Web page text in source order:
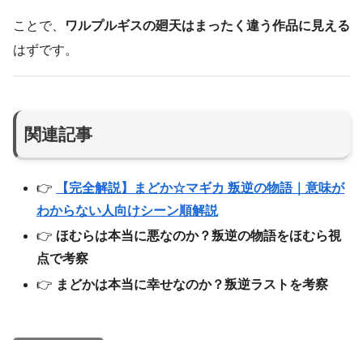
ことで、
ワルプルギスの廻天はまったく違う作品に見える
はずです。
関連記事
👉
【完全解説】まどか☆マギカ 叛逆の物語｜意味が
わからない人向けシーン順解説
👉 ほむらは本当に悪なのか？叛逆の物語をほむら視
点で考察
👉 まどかは本当に幸せなのか？叛逆ラストを考察